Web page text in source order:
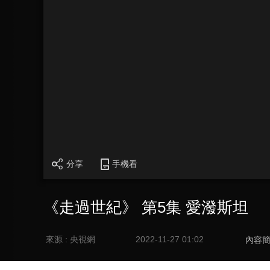
分享 手機看
《走過世紀》 第5集 愛潑斯坦
來源 : 央視網 2022-11-27 01:02 內容